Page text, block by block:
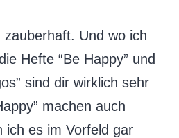
Und wo ich
Hefte “Be Happy” und
sind dir wirklich sehr
machen auch
ich es im Vorfeld gar